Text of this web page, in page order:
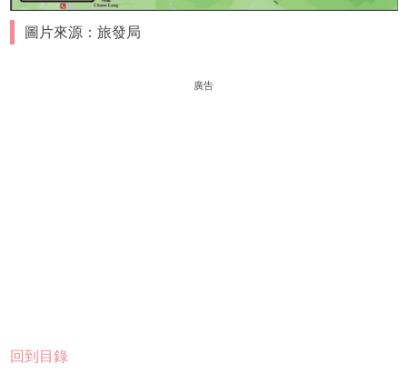
圖片來源：旅發局
廣告
回到目錄